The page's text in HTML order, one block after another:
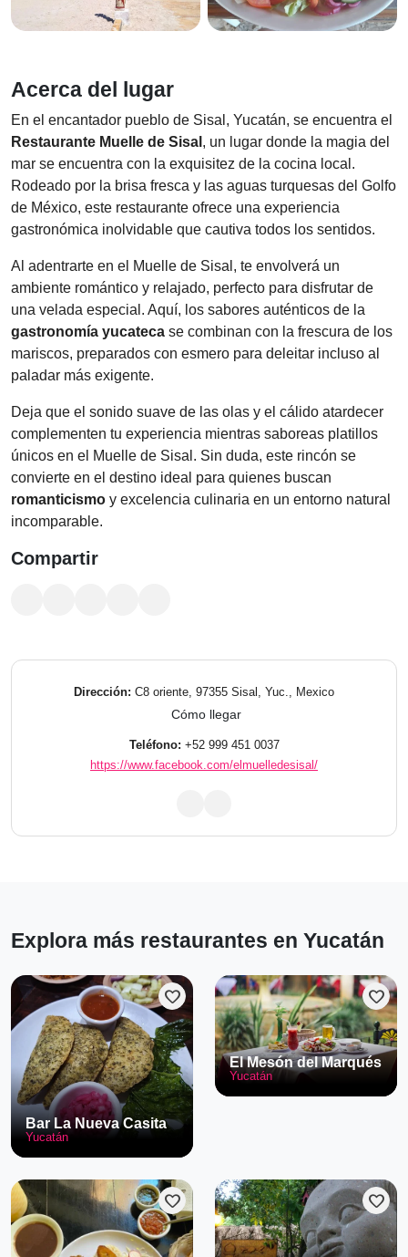
Acerca del lugar
En el encantador pueblo de Sisal, Yucatán, se encuentra el
Restaurante Muelle de Sisal , un lugar donde la magia del
mar se encuentra con la exquisitez de la cocina local.
Rodeado por la brisa fresca y las aguas turquesas del Golfo
de México, este restaurante ofrece una experiencia
gastronómica inolvidable que cautiva todos los sentidos.
Al adentrarte en el Muelle de Sisal, te envolverá un
ambiente romántico y relajado, perfecto para disfrutar de
una velada especial. Aquí, los sabores auténticos de la
gastronomía yucateca se combinan con la frescura de los
mariscos, preparados con esmero para deleitar incluso al
paladar más exigente.
Deja que el sonido suave de las olas y el cálido atardecer
complementen tu experiencia mientras saboreas platillos
únicos en el Muelle de Sisal. Sin duda, este rincón se
convierte en el destino ideal para quienes buscan
romanticismo y excelencia culinaria en un entorno natural
incomparable.
Compartir
Dirección: C8 oriente, 97355 Sisal, Yuc., Mexico
Cómo llegar
Teléfono: +52 999 451 0037
https://www.facebook.com/elmuelledesisal/
Explora más restaurantes en Yucatán
favorite
Bar La Nueva Casita
Yucatán
favorite
El Mesón del Marqués
Yucatán
favorite favorite